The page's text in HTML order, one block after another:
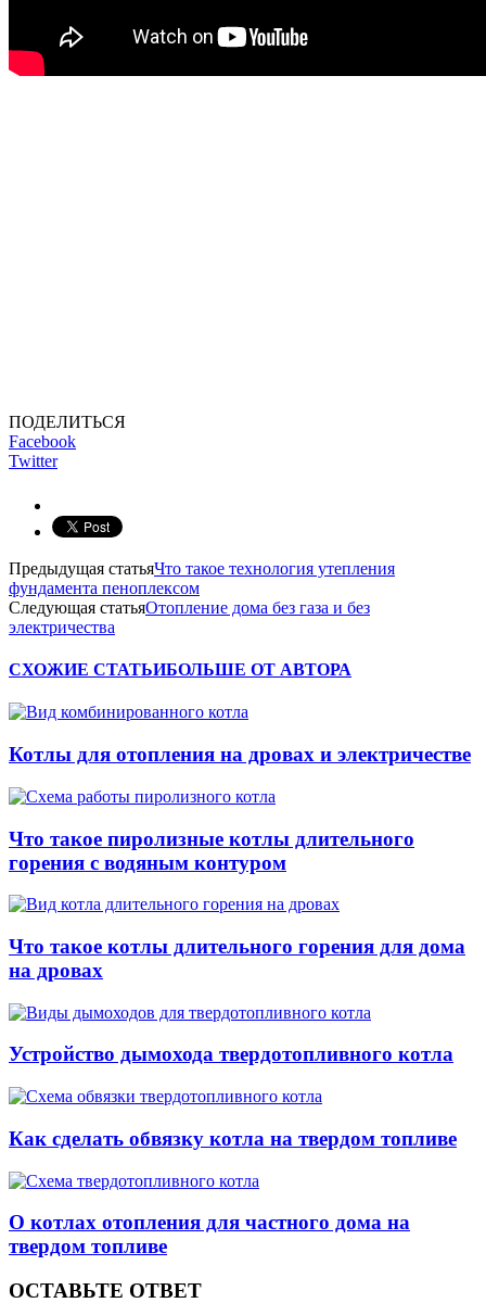
ПОДЕЛИТЬСЯ
Facebook
Twitter
Предыдущая статьяЧто такое технология утепления
фундамента пеноплексом
Следующая статьяОтопление дома без газа и без
электричества
СХОЖИЕ СТАТЬИБОЛЬШЕ ОТ АВТОРА
Котлы для отопления на дровах и электричестве
Что такое пиролизные котлы длительного
горения с водяным контуром
Что такое котлы длительного горения для дома
на дровах
Устройство дымохода твердотопливного котла
Как сделать обвязку котла на твердом топливе
О котлах отопления для частного дома на
твердом топливе
ОСТАВЬТЕ ОТВЕТ